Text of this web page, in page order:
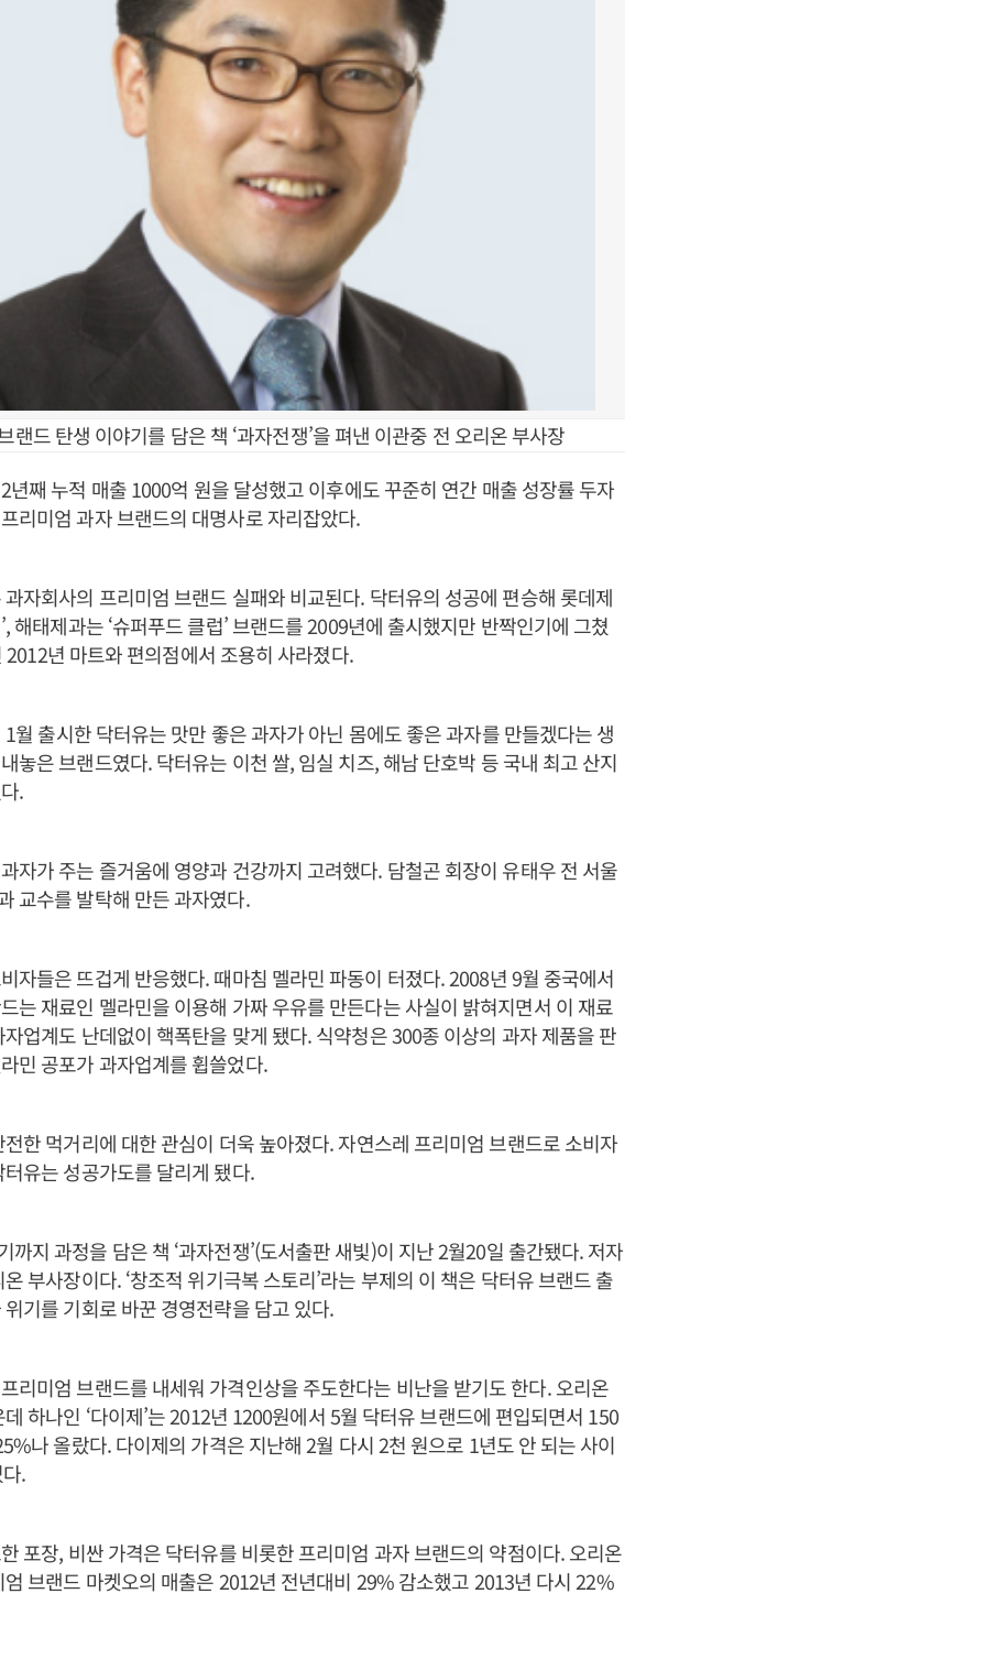
드 탄생 이야기를 담은 책 ‘과자전쟁’을 펴낸 이관중 전 오리온 부사장
년째 누적 매출 1000억 원을 달성했고 이후에도 꾸준히 연간 매출 성장률 두자
리미엄 과자 브랜드의 대명사로 자리잡았다.
자회사의 프리미엄 브랜드 실패와 비교된다. 닥터유의 성공에 편승해 롯데제
해태제과는 ‘슈퍼푸드 클럽’ 브랜드를 2009년에 출시했지만 반짝인기에 그쳤
년 마트와 편의점에서 조용히 사라졌다.
월 출시한 닥터유는 맛만 좋은 과자가 아닌 몸에도 좋은 과자를 만들겠다는 생
놓은 브랜드였다. 닥터유는 이천 쌀, 임실 치즈, 해남 단호박 등 국내 최고 산지
.
자가 주는 즐거움에 영양과 건강까지 고려했다. 담철곤 회장이 유태우 전 서울
교수를 발탁해 만든 과자였다.
자들은 뜨겁게 반응했다. 때마침 멜라민 파동이 터졌다. 2008년 9월 중국에서
는 재료인 멜라민을 이용해 가짜 우유를 만든다는 사실이 밝혀지면서 이 재료
업계도 난데없이 핵폭탄을 맞게 됐다. 식약청은 300종 이상의 과자 제품을 판
민 공포가 과자업계를 휩쓸었다.
한 먹거리에 대한 관심이 더욱 높아졌다. 자연스레 프리미엄 브랜드로 소비자
유는 성공가도를 달리게 됐다.
까지 과정을 담은 책 ‘과자전쟁’(도서출판 새빛)이 지난 2월20일 출간됐다. 저자
부사장이다. ‘창조적 위기극복 스토리’라는 부제의 이 책은 닥터유 브랜드 출
기를 기회로 바꾼 경영전략을 담고 있다.
리미엄 브랜드를 내세워 가격인상을 주도한다는 비난을 받기도 한다. 오리온
하나인 ‘다이제’는 2012년 1200원에서 5월 닥터유 브랜드에 편입되면서 150
나 올랐다. 다이제의 가격은 지난해 2월 다시 2천 원으로 1년도 안 되는 사이
.
포장, 비싼 가격은 닥터유를 비롯한 프리미엄 과자 브랜드의 약점이다. 오리온
브랜드 마켓오의 매출은 2012년 전년대비 29% 감소했고 2013년 다시 22%